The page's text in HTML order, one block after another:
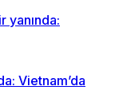
Vietnam’da